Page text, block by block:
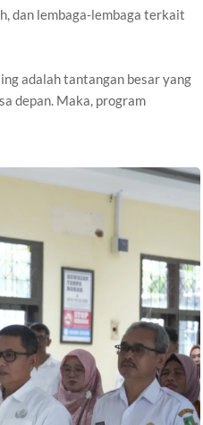
dan lembaga-lembaga terkait
adalah tantangan besar yang
depan. Maka, program